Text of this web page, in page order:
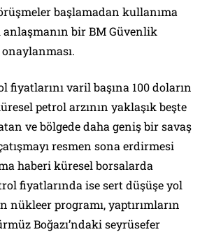
başlamadan kullanıma
anlaşmanın bir BM Güvenlik
fiyatlarını varil başına 100 doların
petrol arzının yaklaşık beşte
ve bölgede daha geniş bir savaş
resmen sona erdirmesi
haberi küresel borsalarda
fiyatlarında ise sert düşüşe yol
nükleer programı, yaptırımların
Boğazı’ndaki seyrüsefer